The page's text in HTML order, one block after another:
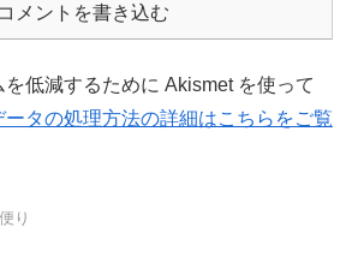
コメントを書き込む
低減するために Akismet を使って
ータの処理方法の詳細はこちらをご覧
り